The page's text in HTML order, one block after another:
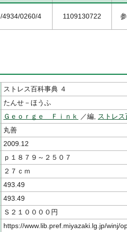
/4934/0260/4 1109130722
ストレス百科事典 ４
たんせ－ほうふ
Ｇｅｏｒｇｅ Ｆｉｎｋ ／編,
ストレ
丸善
2009.12
ｐ１８７９～２５０７
２７ｃｍ
493.49
493.49
Ｓ２１００００円
https://www.lib.pref.miyazaki.lg.jp/winj/